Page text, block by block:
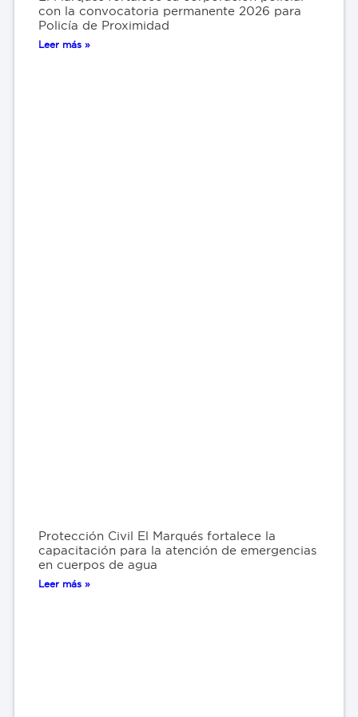
con la convocatoria permanente 2026 para
Policía de Proximidad
Leer más »
Protección Civil El Marqués fortalece la
capacitación para la atención de emergencias
en cuerpos de agua
Leer más »